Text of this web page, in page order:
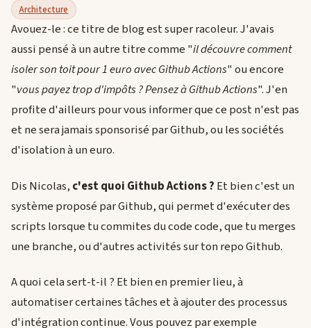
Architecture
Avouez-le : ce titre de blog est super racoleur. J'avais
aussi pensé à un autre titre comme "il découvre comment
isoler son toit pour 1 euro avec Github Actions" ou encore
"vous payez trop d'impôts ? Pensez à Github Actions". J'en
profite d'ailleurs pour vous informer que ce post n'est pas
et ne sera jamais sponsorisé par Github, ou les sociétés
d'isolation à un euro.
Dis Nicolas, c'est quoi Github Actions ? Et bien c'est un
système proposé par Github, qui permet d'exécuter des
scripts lorsque tu commites du code code, que tu merges
une branche, ou d'autres activités sur ton repo Github.
A quoi cela sert-t-il ? Et bien en premier lieu, à
automatiser certaines tâches et à ajouter des processus
d'intégration continue. Vous pouvez par exemple